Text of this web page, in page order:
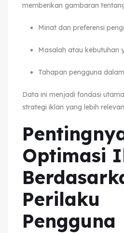
memberikan gambaran
Minat dan preferensi
Masalah atau kebutuhan
Tahapan pengguna
Data ini menjadi fondasi
strategi iklan yang lebih
Optimasi
Perilaku
Pengguna